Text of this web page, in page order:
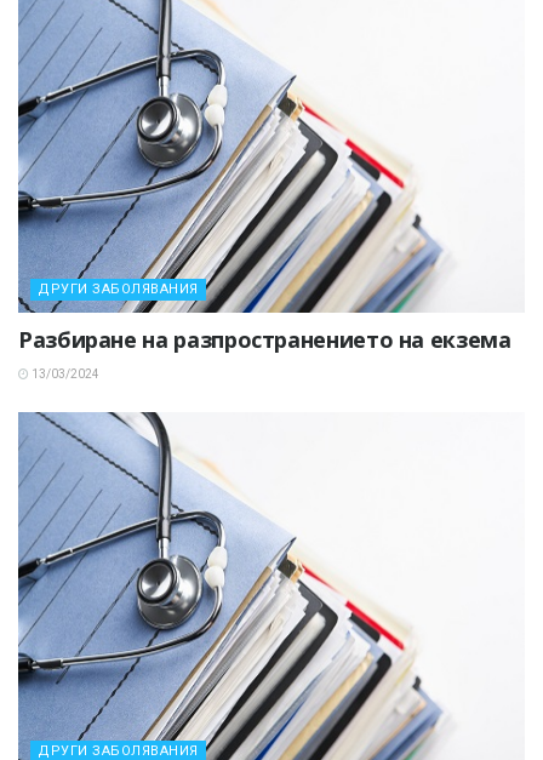
ДРУГИ ЗАБОЛЯВАНИЯ
Разбиране на разпространението на екзема
13/03/2024
ДРУГИ ЗАБОЛЯВАНИЯ